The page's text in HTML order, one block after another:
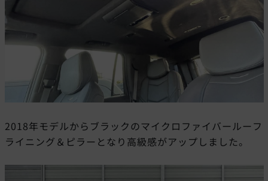
2018年モデルからブラックのマイクロファイバールーフ
ライニング＆ピラーとなり高級感がアップしました。